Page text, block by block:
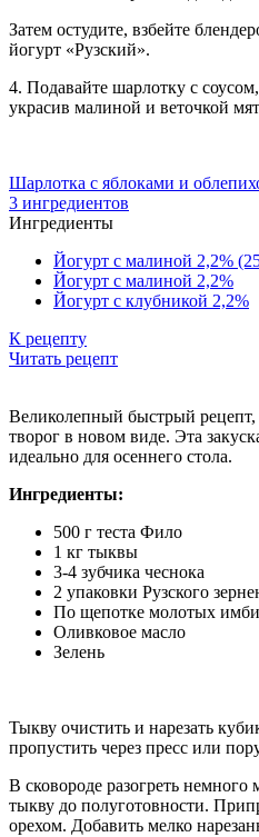
Затем остудите, взбейте
йогурт «Рузский».
4. Подавайте шарлотку с
украсив малиной и веточкой
Шарлотка с яблоками и
3 ингредиентов
Ингредиенты
Йогурт с малиной 2,2%
Йогурт с малиной 2,2%
Йогурт с клубникой 2,2%
К рецепту
Читать рецепт
Великолепный быстрый рецепт,
творог в новом виде. Эта
идеально для осеннего стола.
Ингредиенты:
500 г теста Фило
1 кг тыквы
3-4 зубчика чеснока
2 упаковки Рузского
По щепотке молотых
Оливковое масло
Зелень
Тыкву очистить и нарезать
пропустить через пресс или
В сковороде разогреть
тыкву до полуготовности.
орехом. Добавить мелко